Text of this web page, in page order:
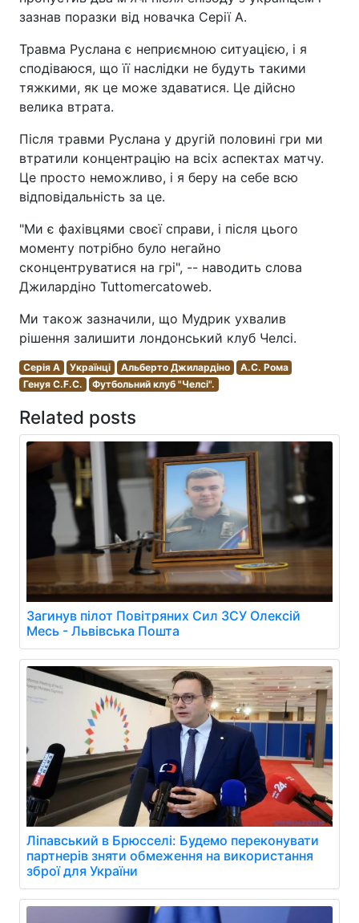
зазнав поразки від новачка Серії А.
Травма Руслана є неприємною ситуацією, і я
сподіваюся, що її наслідки не будуть такими
тяжкими, як це може здаватися. Це дійсно
велика втрата.
Після травми Руслана у другій половині гри ми
втратили концентрацію на всіх аспектах матчу.
Це просто неможливо, і я беру на себе всю
відповідальність за це.
"Ми є фахівцями своєї справи, і після цього
моменту потрібно було негайно
сконцентруватися на грі", -- наводить слова
Джилардіно Tuttomercatoweb.
Ми також зазначили, що Мудрик ухвалив
рішення залишити лондонський клуб Челсі.
Серія A Українці Альберто Джилардіно
А.С. Рома
Генуя C.F.C.
Футбольний клуб "Челсі".
Related posts
Загинув пілот Повітряних Сил ЗСУ Олексій
Месь - Львівська Пошта
Ліпавський в Брюсселі: Будемо переконувати
партнерів зняти обмеження на використання
зброї для України